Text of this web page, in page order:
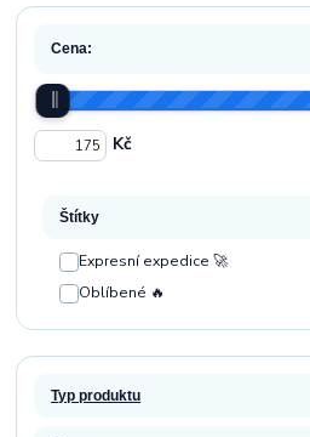
Cena:
Kč
Štítky
Expresní expedice 🚀
Oblíbené 🔥
Typ produktu